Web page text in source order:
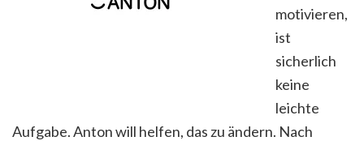
motivieren,
ist
sicherlich
keine
leichte
Aufgabe. Anton will helfen, das zu ändern. Nach